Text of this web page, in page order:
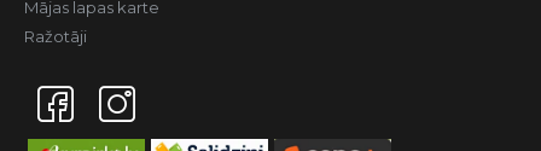
Mājas lapas karte
Ražotāji